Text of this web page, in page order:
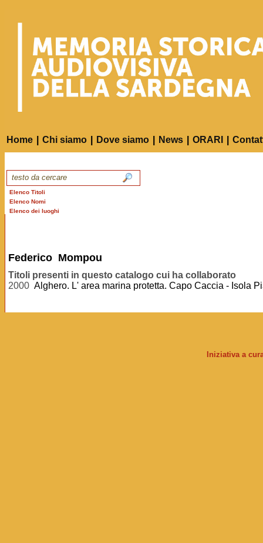
Home Chi siamo Dove siamo News ORARI
Elenco Titoli
Elenco Nomi
Elenco dei luoghi
Federico Mompou
Titoli presenti in questo catalogo cui ha collaborato
2000 Alghero. L' area marina protetta. Capo Caccia - Isola
Iniziativa a